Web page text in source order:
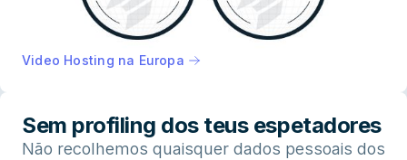
Video Hosting na Europa
Sem profiling dos teus espetadores
Não recolhemos quaisquer dados pessoais dos